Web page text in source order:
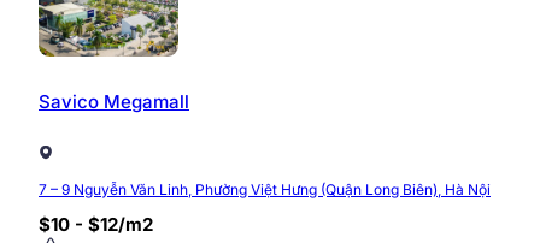
Savico Megamall
7 – 9 Nguyễn Văn Linh, Phường Việt Hưng (Quận Long Biên), Hà Nội
$10 - $12/m2